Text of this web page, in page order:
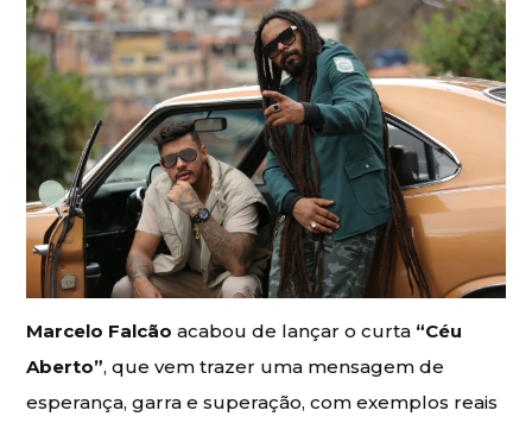
Marcelo Falcão acabou de lançar o curta “Céu
Aberto”, que vem trazer uma mensagem de
esperança, garra e superação, com exemplos reais